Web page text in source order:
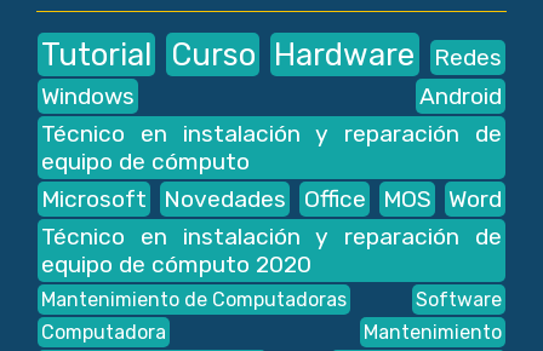
Tutorial Curso Hardware
Redes
Windows
Android
Técnico en instalación y reparación de
equipo de cómputo
Microsoft
Novedades Office MOS
Word
Técnico en instalación y reparación de
equipo de cómputo 2020
Mantenimiento de Computadoras
Software
Computadora
Mantenimiento